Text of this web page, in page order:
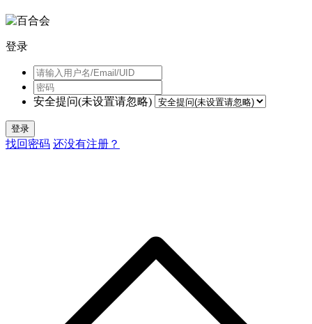
登录
安全提问(未设置请忽略)
登录
找回密码 还没有注册？